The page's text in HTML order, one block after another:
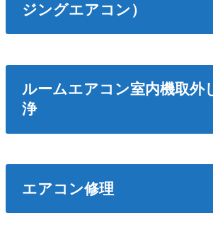
ジングエアコン）
ルームエアコン室内機取外
浄
エアコン修理